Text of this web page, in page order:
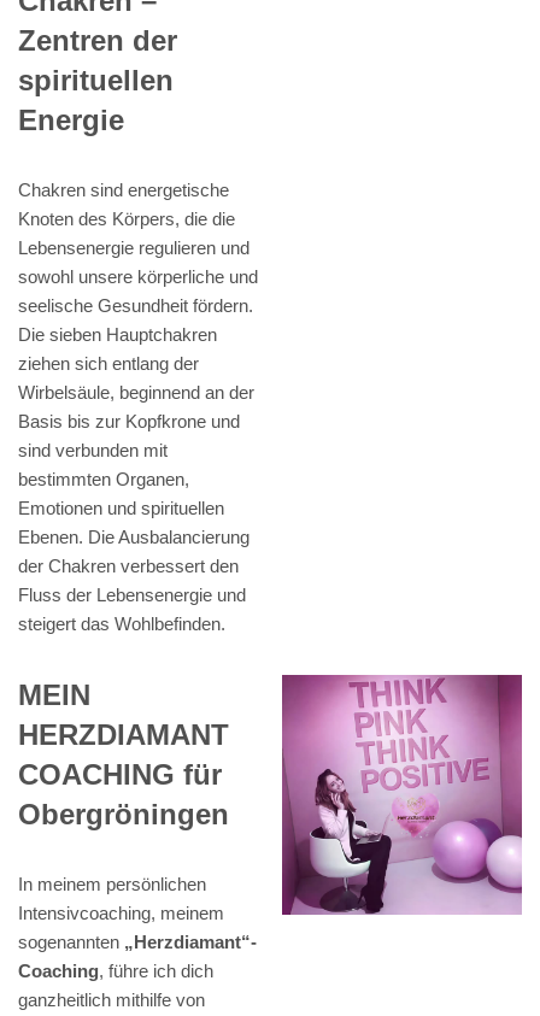
Zentren der
spirituellen
Energie
Chakren sind energetische
Knoten des Körpers, die die
Lebensenergie regulieren und
sowohl unsere körperliche und
seelische Gesundheit fördern.
Die sieben Hauptchakren
ziehen sich entlang der
Wirbelsäule, beginnend an der
Basis bis zur Kopfkrone und
sind verbunden mit
bestimmten Organen,
Emotionen und spirituellen
Ebenen. Die Ausbalancierung
der Chakren verbessert den
Fluss der Lebensenergie und
steigert das Wohlbefinden.
MEIN
HERZDIAMANT
COACHING für
Obergröningen
In meinem persönlichen
Intensivcoaching, meinem
sogenannten „Herzdiamant“-
Coaching, führe ich dich
ganzheitlich mithilfe von